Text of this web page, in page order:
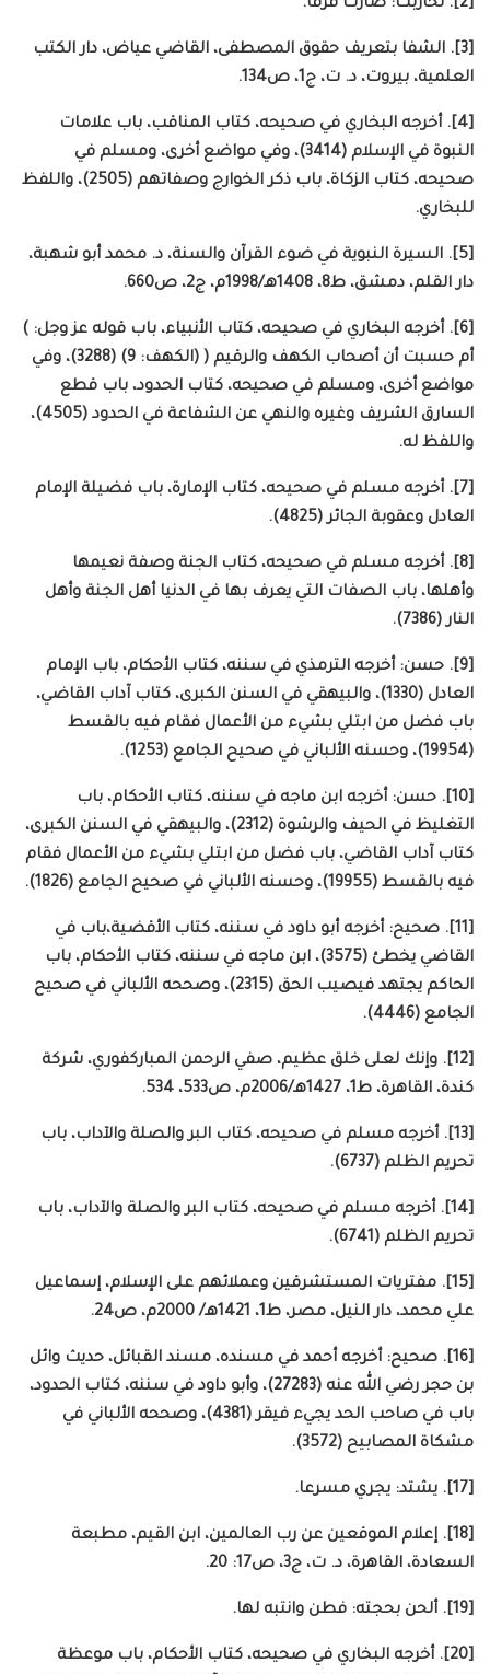
[2]. تحازبت: صارت فرقا.
[3]. الشفا بتعريف حقوق المصطفى، القاضي عياض، دار الكتب
العلمية، بيروت، د. ت، ج1، ص134.
[4]. أخرجه البخاري في صحيحه، كتاب المناقب، باب علامات
النبوة في الإسلام (3414)، وفي مواضع أخرى، ومسلم في
صحيحه، كتاب الزكاة، باب ذكر الخوارج وصفاتهم (2505)، واللفظ
للبخاري.
[5]. السيرة النبوية في ضوء القرآن والسنة، د. محمد أبو شهبة،
دار القلم، دمشق، ط8، 1408هـ/1998م، ج2، ص660.
[6]. أخرجه البخاري في صحيحه، كتاب الأنبياء، باب قوله عز وجل: )
أم حسبت أن أصحاب الكهف والرقيم ( (الكهف: 9) (3288)، وفي
مواضع أخرى، ومسلم في صحيحه، كتاب الحدود، باب قطع
السارق الشريف وغيره والنهي عن الشفاعة في الحدود (4505)،
واللفظ له.
[7]. أخرجه مسلم في صحيحه، كتاب الإمارة، باب فضيلة الإمام
العادل وعقوبة الجائر (4825).
[8]. أخرجه مسلم في صحيحه، كتاب الجنة وصفة نعيمها
وأهلها، باب الصفات التي يعرف بها في الدنيا أهل الجنة وأهل
النار (7386).
[9]. حسن: أخرجه الترمذي في سننه، كتاب الأحكام، باب الإمام
العادل (1330)، والبيهقي في السنن الكبرى، كتاب آداب القاضي،
باب فضل من ابتلي بشيء من الأعمال فقام فيه بالقسط
(19954)، وحسنه الألباني في صحيح الجامع (1253).
[10]. حسن: أخرجه ابن ماجه في سننه، كتاب الأحكام، باب
التغليظ في الحيف والرشوة (2312)، والبيهقي في السنن الكبرى،
كتاب آداب القاضي، باب فضل من ابتلي بشيء من الأعمال فقام
فيه بالقسط (19955)، وحسنه الألباني في صحيح الجامع (1826).
[11]. صحيح: أخرجه أبو داود في سننه، كتاب الأقضية،باب في
القاضي يخطئ (3575)، ابن ماجه في سننه، كتاب الأحكام، باب
الحاكم يجتهد فيصيب الحق (2315)، وصححه الألباني في صحيح
الجامع (4446).
[12]. وإنك لعلى خلق عظيم، صفي الرحمن المباركفوري، شركة
كندة، القاهرة، ط1، 1427هـ/2006م، ص533، 534.
[13]. أخرجه مسلم في صحيحه، كتاب البر والصلة والآداب، باب
تحريم الظلم (6737).
[14]. أخرجه مسلم في صحيحه، كتاب البر والصلة والآداب، باب
تحريم الظلم (6741).
[15]. مفتريات المستشرقين وعملائهم على الإسلام، إسماعيل
علي محمد، دار النيل، مصر، ط1، 1421هـ/ 2000م، ص24.
[16]. صحيح: أخرجه أحمد في مسنده، مسند القبائل، حديث وائل
بن حجر رضي الله عنه (27283)، وأبو داود في سننه، كتاب الحدود،
باب في صاحب الحد يجيء فيقر (4381)، وصححه الألباني في
مشكاة المصابيح (3572).
[17]. يشتد: يجري مسرعا.
[18]. إعلام الموقعين عن رب العالمين، ابن القيم، مطبعة
السعادة، القاهرة، د. ت، ج3، ص17: 20.
[19]. ألحن بحجته: فطن وانتبه لها.
[20]. أخرجه البخاري في صحيحه، كتاب الأحكام، باب موعظة